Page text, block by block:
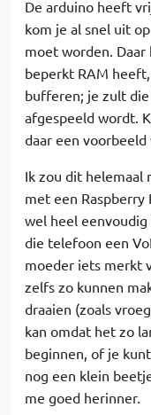
De arduino heeft
kom je al snel uit
moet worden.
beperkt RAM
bufferen; je zult
afgespeeld wordt.
daar een voorbeeld
Ik zou dit helemaal
met een
wel heel
die telefoon een
moeder iets merkt
zelfs zo kunnen
draaien (zoals
kan omdat het zo
beginnen, of je
nog een klein
me goed herinner.